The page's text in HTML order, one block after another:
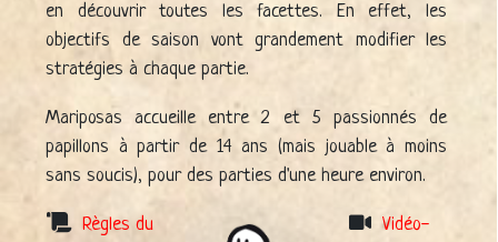
en découvrir toutes les facettes. En effet, les
objectifs de saison vont grandement modifier les
stratégies à chaque partie.
Mariposas accueille entre 2 et 5 passionnés de
papillons à partir de 14 ans (mais jouable à moins
sans soucis), pour des parties d'une heure environ.
Règles du
Vidéo-